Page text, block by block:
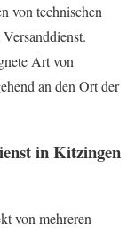
von technischen
Art von
an den Ort der
in Kitzingen
von mehreren